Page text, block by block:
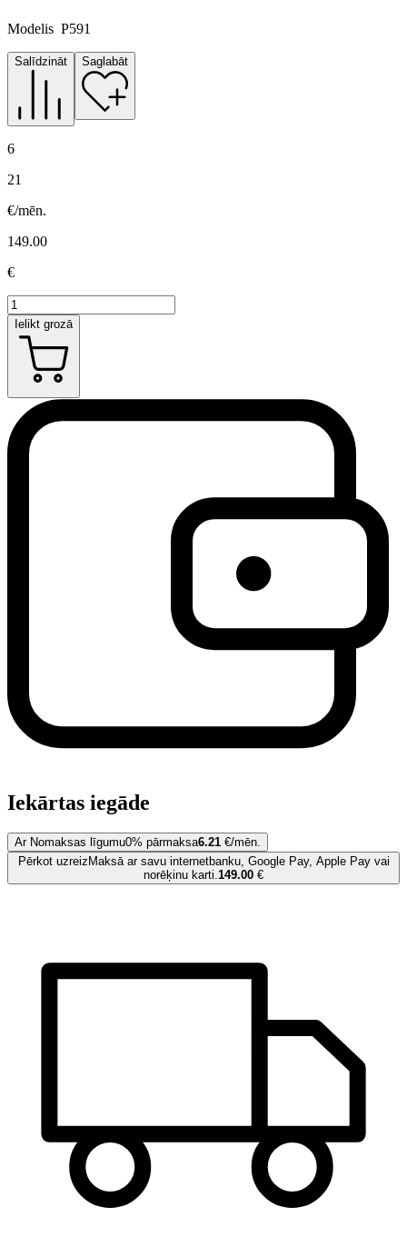
Modelis P591
Salīdzināt Saglabāt
6
21
€/mēn.
149.00
€
Ielikt grozā
Iekārtas iegāde
Ar Nomaksas līgumu0% pārmaksa6.21 €/mēn.
Pērkot uzreiz Maksā ar savu internetbanku, Google Pay, Apple Pay vai
norēķinu karti.149.00 €